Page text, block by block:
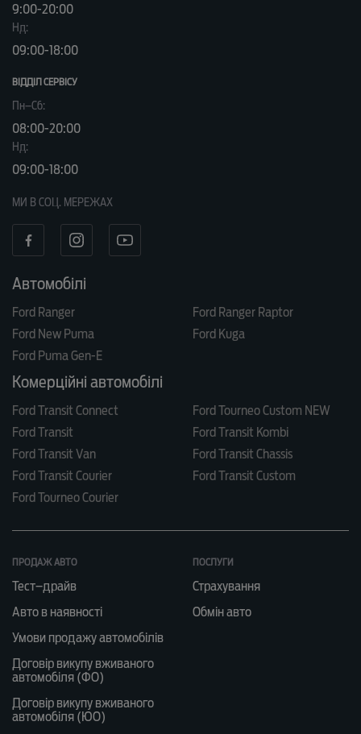
9:00-20:00
Нд:
09:00-18:00
ВІДДІЛ CЕРВІСУ
Пн–Сб:
08:00-20:00
Нд:
09:00-18:00
МИ В СОЦ. МЕРЕЖАХ
Автомобілі
Ford Ranger
Ford Ranger Raptor
Ford New Puma
Ford Kuga
Ford Puma Gen-E
Комерційні автомобілі
Ford Transit Connect
Ford Tourneo Custom NEW
Ford Transit
Ford Transit Kombi
Ford Transit Van
Ford Transit Chassis
Ford Transit Courier
Ford Transit Custom
Ford Tourneo Courier
ПРОДАЖ АВТО
Тест–драйв
Авто в наявності
Умови продажу автомобілів
Договір викупу вживаного
автомобіля (ФО)
Договір викупу вживаного
автомобіля (ЮО)
ПОСЛУГИ
Страхування
Обмін авто